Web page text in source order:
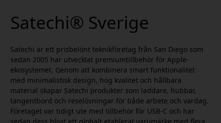
Satechi® Sverige
Satechi är ett prisbelönt teknikföretag från San Diego som
sedan 2005 har utvecklat premiumtillbehör för Apple-
ekosystemet. Genom att kombinera smart funktionalitet
med minimalistisk design, hög kvalitet och hållbara
material skapar Satechi produkter som laddare, hubbar,
tangentbord och reselösningar för både arbete och vardag.
Företaget var tidigt ute med tillbehör för USB-C och har